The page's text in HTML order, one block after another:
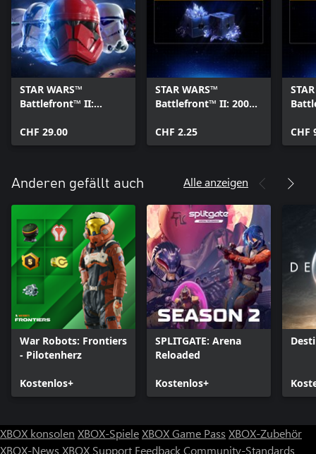
STAR WARS™
Battlefront™ II:
Upgrade
CHF 29.00
STAR WARS™
Battlefront™ II: 200
CHF 2.25
CHF
Anderen gefällt auch Alle anzeigen
War Robots: Frontiers
- Pilotenherz
Kostenlos+
SPLITGATE: Arena
Reloaded
Kostenlos+
XBOX konsolen XBOX-SpieleXBOX Game Pass XBOX-Zubehör
XBOX-News XBOX Support FeedbackCommunity-Standards